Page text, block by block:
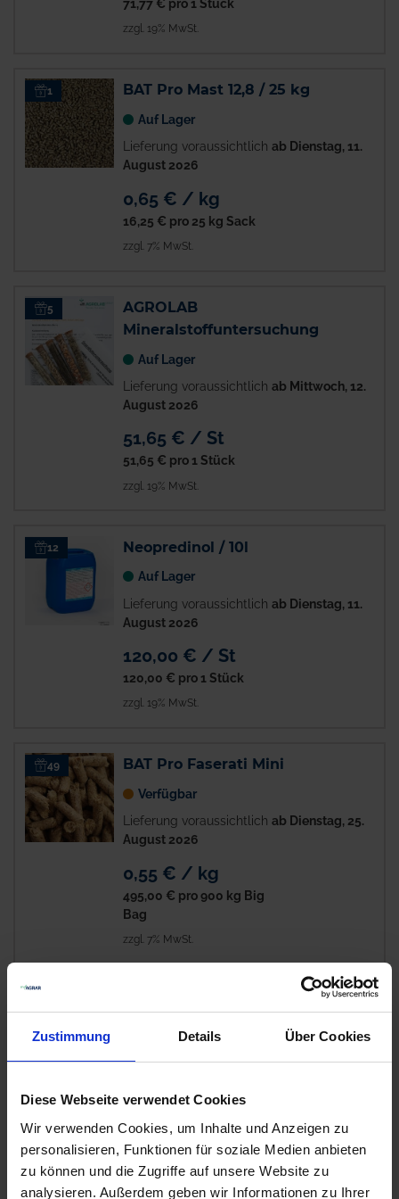
Zustimmung Details Über Cookies
Diese Webseite verwendet Cookies
Wir verwenden Cookies, um Inhalte und Anzeigen zu
personalisieren, Funktionen für soziale Medien anbieten
zu können und die Zugriffe auf unsere Website zu
analysieren. Außerdem geben wir Informationen zu Ihrer
71,77 € pro 1 Stück
zzgl. 19% MwSt.
1 BAT Pro Mast 12,8 / 25 kg
Auf Lager
Lieferung voraussichtlich ab Dienstag, 11.
August 2026
0,65 € / kg
16,25 € pro 25 kg Sack
zzgl. 7% MwSt.
5
AGROLAB
Mineralstoffuntersuchung
Auf Lager
Lieferung voraussichtlich ab Mittwoch, 12.
August 2026
51,65 € / St
51,65 € pro 1 Stück
zzgl. 19% MwSt.
12 Neopredinol / 10l
Auf Lager
Lieferung voraussichtlich ab Dienstag, 11.
August 2026
120,00 € / St
120,00 € pro 1 Stück
zzgl. 19% MwSt.
49 BAT Pro Faserati Mini
Verfügbar
Lieferung voraussichtlich ab Dienstag, 25.
August 2026
0,55 € / kg
495,00 € pro 900 kg Big
Bag
zzgl. 7% MwSt.
VDLUFA
Lieferung voraussichtlich
August 2026
102,88 € / St
102,88 €pro 1 Stück